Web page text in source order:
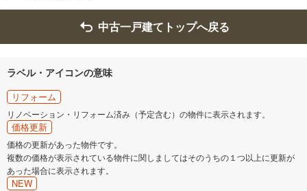
中古一戸建てトップへ戻る
ラベル・アイコンの意味
リフォーム
リノベーション・リフォーム済み（予定含む）の物件に表示されます。
価格更新
価格の更新があった物件です。
複数の価格が表示されている物件に関しましてはそのうちの１つ以上に更新が
あった場合に表示されます。
NEW